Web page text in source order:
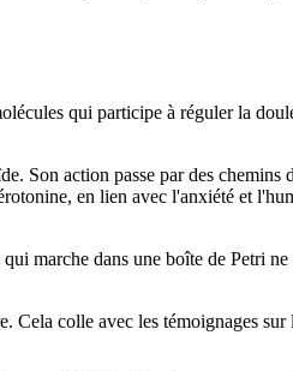
qui participe à réguler la
Son action passe par des chemins
en lien avec l'anxiété et
marche dans une boîte de Petri ne
Cela colle avec les témoignages sur